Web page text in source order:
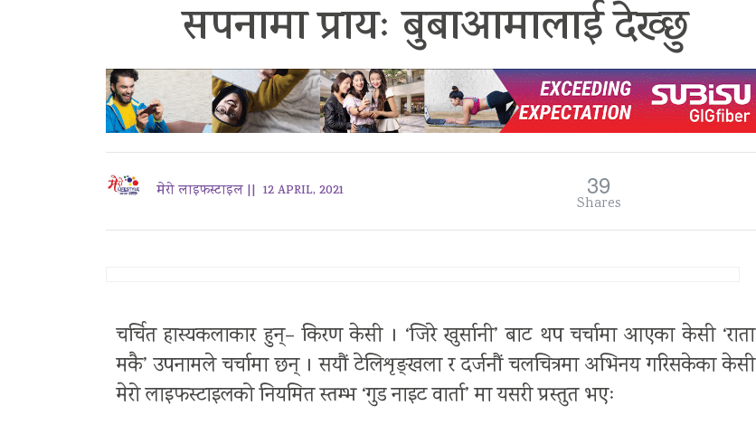
सपनामा प्रायः बुबाआमालाई देख्छु
मेरो लाइफस्टाइल || 12 APRIL, 2021 39
Shares
चर्चित हास्यकलाकार हुन्– किरण केसी । ‘जिरे खुर्सानी’ बाट थप चर्चामा आएका केसी ‘राता
मकै’ उपनामले चर्चामा छन् । सयौं टेलिशृङ्खला र दर्जनौं चलचित्रमा अभिनय गरिसकेका केसी
मेरो लाइफस्टाइलको नियमित स्तम्भ ‘गुड नाइट वार्ता’ मा यसरी प्रस्तुत भएः